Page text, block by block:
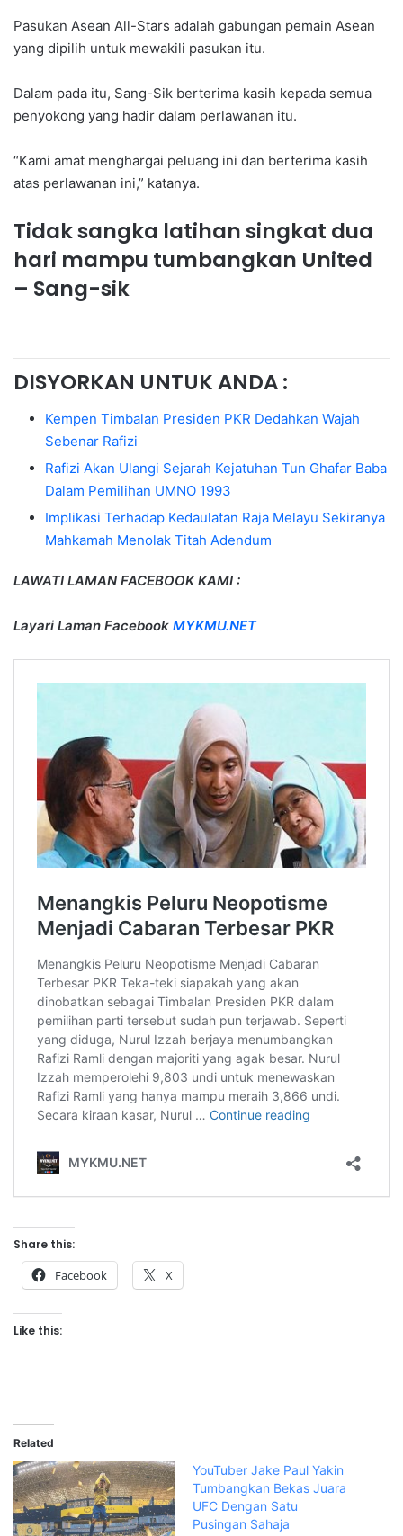
Pasukan Asean All-Stars adalah gabungan pemain Asean
yang dipilih untuk mewakili pasukan itu.
Dalam pada itu, Sang-Sik berterima kasih kepada semua
penyokong yang hadir dalam perlawanan itu.
“Kami amat menghargai peluang ini dan berterima kasih
atas perlawanan ini,” katanya.
Tidak sangka latihan singkat dua
hari mampu tumbangkan United
– Sang-sik
DISYORKAN UNTUK ANDA :
Kempen Timbalan Presiden PKR Dedahkan Wajah
Sebenar Rafizi
Rafizi Akan Ulangi Sejarah Kejatuhan Tun Ghafar Baba
Dalam Pemilihan UMNO 1993
Implikasi Terhadap Kedaulatan Raja Melayu Sekiranya
Mahkamah Menolak Titah Adendum
LAWATI LAMAN FACEBOOK KAMI :
Layari Laman Facebook MYKMU.NET
Share this:
Facebook X
Like this:
Related
YouTuber Jake Paul Yakin
Tumbangkan Bekas Juara
UFC Dengan Satu
Pusingan Sahaja